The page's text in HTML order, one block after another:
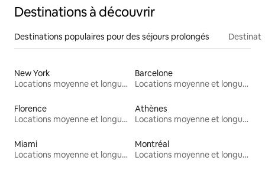
Destinations à découvrir
Destinations populaires pour des séjours prolongés
New York
Locations moyenne et longue durée
Barcelone
Locations moyenne et longue durée
Florence
Locations moyenne et longue durée
Athènes
Locations moyenne et longue durée
Miami
Locations moyenne et longue durée
Montréal
Locations moyenne et longue durée